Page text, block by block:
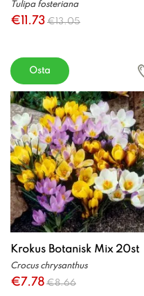
Tulipa fosteriana
€11.73 €13.05
Osta
Krokus Botanisk Mix 20st
Crocus chrysanthus
€7.78 €8.66